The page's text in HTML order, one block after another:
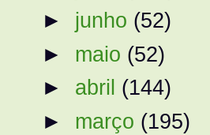
► junho (52)
► maio (52)
► abril (144)
► março (195)